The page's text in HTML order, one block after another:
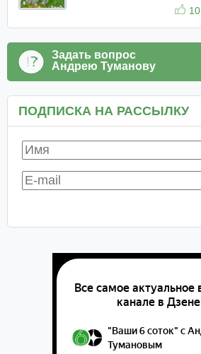
10
Задать вопрос
Андрею Туманову
ПОДПИСКА НА РАССЫЛКУ